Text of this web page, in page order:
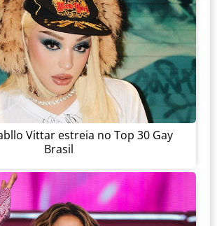
Vittar estreia no Top 30 Gay
Brasil